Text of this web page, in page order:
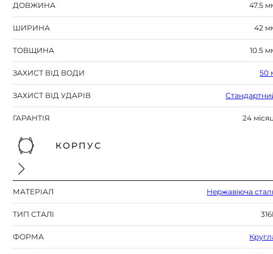
ДОВЖИНА 47.5
ШИРИНА 42
ТОВЩИНА 10.5
ЗАХИСТ ВІД ВОДИ 50
ЗАХИСТ ВІД УДАРІВ
ГАРАНТІЯ 24
КОРПУС
МАТЕРІАЛ Нержавіюча
ТИП СТАЛІ
ФОРМА